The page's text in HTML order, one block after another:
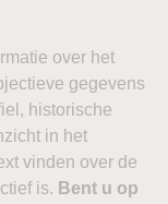
over het
gegevens
historische
in het
vinden over de
is. Bent u op